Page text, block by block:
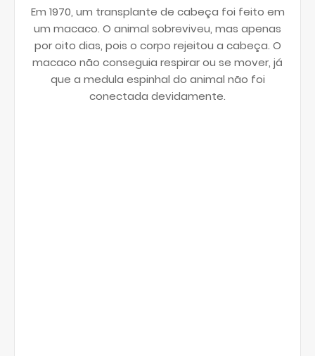
Em 1970, um transplante de cabeça foi feito em
um macaco. O animal sobreviveu, mas apenas
por oito dias, pois o corpo rejeitou a cabeça. O
macaco não conseguia respirar ou se mover, já
que a medula espinhal do animal não foi
conectada devidamente.